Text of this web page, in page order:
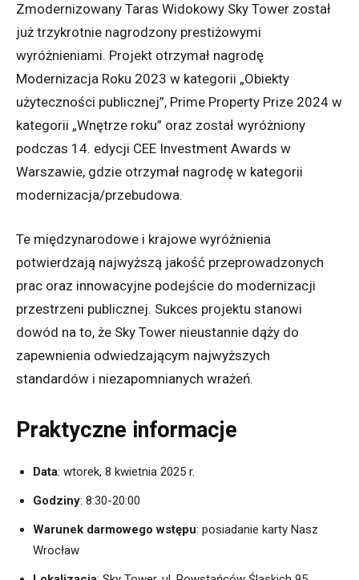
Zmodernizowany Taras Widokowy Sky Tower został
już trzykrotnie nagrodzony prestiżowymi
wyróżnieniami. Projekt otrzymał nagrodę
Modernizacja Roku 2023 w kategorii „Obiekty
użyteczności publicznej”, Prime Property Prize 2024 w
kategorii „Wnętrze roku” oraz został wyróżniony
podczas 14. edycji CEE Investment Awards w
Warszawie, gdzie otrzymał nagrodę w kategorii
modernizacja/przebudowa.
Te międzynarodowe i krajowe wyróżnienia
potwierdzają najwyższą jakość przeprowadzonych
prac oraz innowacyjne podejście do modernizacji
przestrzeni publicznej. Sukces projektu stanowi
dowód na to, że Sky Tower nieustannie dąży do
zapewnienia odwiedzającym najwyższych
standardów i niezapomnianych wrażeń.
Praktyczne informacje
Data: wtorek, 8 kwietnia 2025 r.
Godziny: 8:30-20:00
Warunek darmowego wstępu: posiadanie karty Nasz
Wrocław